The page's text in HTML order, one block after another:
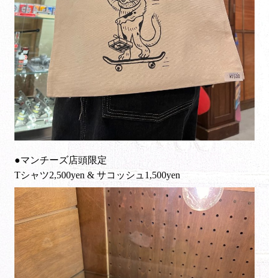
●マンチーズ店頭限定
Tシャツ2,500yen & サコッシュ1,500yen